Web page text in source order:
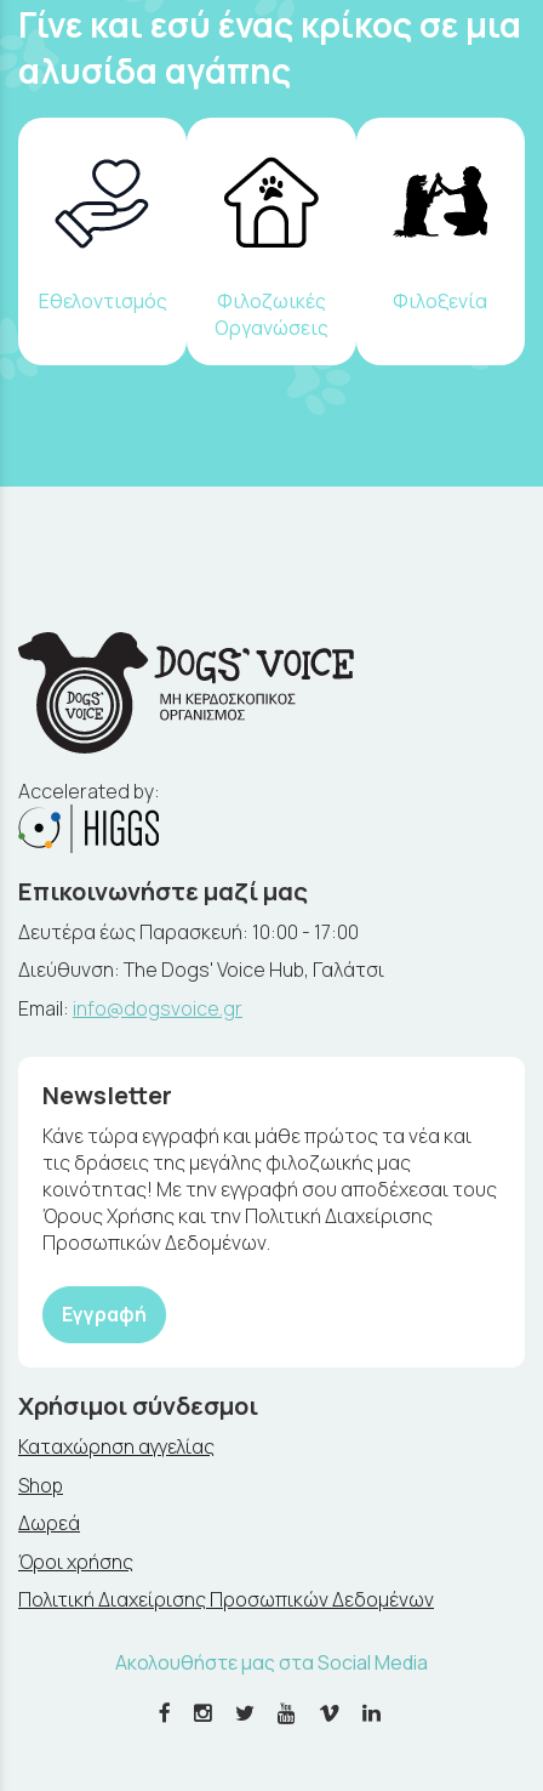
Γίνε και εσύ ένας κρίκος σε μια
αλυσίδα αγάπης
Εθελοντισμός
Φιλοζωικές
Οργανώσεις
Φιλοξενία
Accelerated by:
Επικοινωνήστε μαζί μας
Δευτέρα έως Παρασκευή: 10:00 - 17:00
Διεύθυνση: The Dogs' Voice Hub, Γαλάτσι
Email: info@dogsvoice.gr
Newsletter
Κάνε τώρα εγγραφή και μάθε πρώτος τα νέα και
τις δράσεις της μεγάλης φιλοζωικής μας
κοινότητας! Με την εγγραφή σου αποδέχεσαι τους
Όρους Χρήσης και την Πολιτική Διαχείρισης
Προσωπικών Δεδομένων.
Εγγραφή
Χρήσιμοι σύνδεσμοι
Καταχώρηση αγγελίας
Shop
Δωρεά
Όροι χρήσης
Πολιτική Διαχείρισης Προσωπικών Δεδομένων
Ακολουθήστε μας στα Social Media